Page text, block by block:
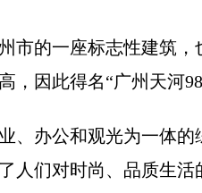
市的一座标志性建筑
，因此得名“广州天河
、办公和观光为一体
人们对时尚、品质生